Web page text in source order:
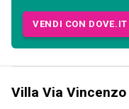
VENDI CON DOVE.IT
Villa Via Vincenzo